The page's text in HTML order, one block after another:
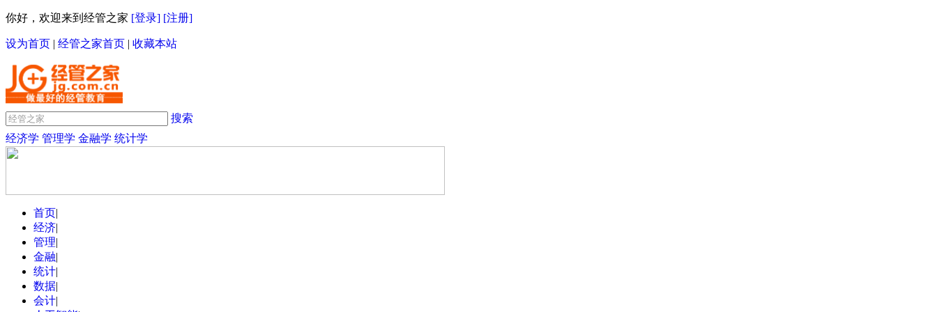
你好，欢迎来到经管之家 [登录] [注册]
设为首页 | 经管之家首页 | 收藏本站
搜索
经济学 管理学 金融学 统计学
首页|
经济|
管理|
金融|
统计|
数据|
会计|